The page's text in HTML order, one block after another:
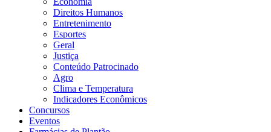
Direitos Humanos
Entretenimento
Esportes
Geral
Justiça
Conteúdo Patrocinado
Agro
Clima e Temperatura
Indicadores Econômicos
Concursos
Eventos